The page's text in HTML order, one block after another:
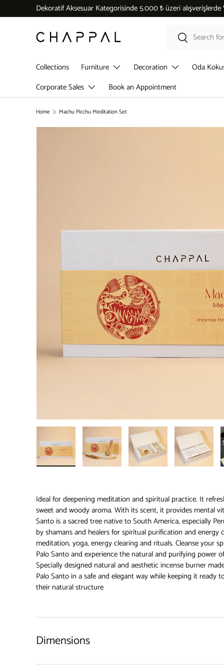
Skip to content
Dekoratif Aksesuar Kategorisinde 5.000 ₺ üzeri
Search
Collections Furniture Decoration Oda
Corporate Sales
Book an Appointment
Home Machu Picchu Meditation Set
Ideal for deepening meditation and spiritual practice. It
sweet and woody aroma. With its scent, it provides mental
Santo is a sacred tree native to South America, especially
by shamans and healers for spiritual purification and energy
meditation, yoga, energy clearing and rituals. Cleanse your
Palo Santo and experience the natural and purifying power
Specially designed natural and aesthetic incense burner
Palo Santo in a safe and elegant way while keeping it ready
their natural structure
Dimensions